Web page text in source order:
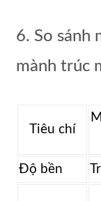
6. So sánh
mành trúc
Tiêu chí
Độ bền